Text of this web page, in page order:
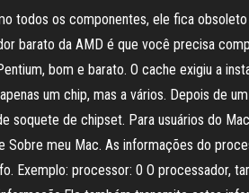
todos os componentes, ele fica
barato da AMD é que você precisa
bom e barato. O cache exigiu a
um chip, mas a vários. Depois de
soquete de chipset. Para usuários do
meu Mac. As informações do
Exemplo: processor: 0 O processador,